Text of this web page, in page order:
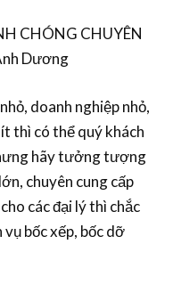
CHÓNG CHUYÊN
Dương
doanh nghiệp nhỏ,
thì có thể quý khách
hãy tưởng tượng
chuyên cung cấp
các đại lý thì chắc
bốc xếp, bốc dỡ